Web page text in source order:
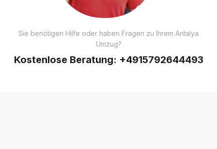
Sie benötigen Hilfe oder haben Fragen zu Ihrem Antalya
Umzug?
Kostenlose Beratung: +4915792644493